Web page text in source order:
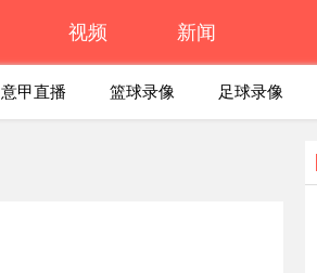
视频 新闻
意甲直播 篮球录像 足球录像